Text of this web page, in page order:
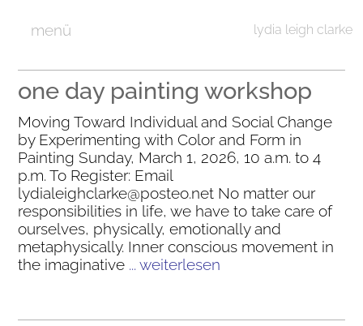
menü lydia leigh clarke
one day painting workshop
Moving Toward Individual and Social Change
by Experimenting with Color and Form in
Painting Sunday, March 1, 2026, 10 a.m. to 4
p.m. To Register: Email
lydialeighclarke@posteo.net No matter our
responsibilities in life, we have to take care of
ourselves, physically, emotionally and
metaphysically. Inner conscious movement in
the imaginative ... weiterlesen